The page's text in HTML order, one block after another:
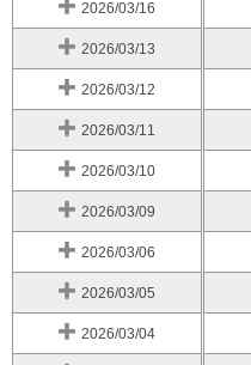
2026/03/16
2026/03/13
2026/03/12
2026/03/11
2026/03/10
2026/03/09
2026/03/06
2026/03/05
2026/03/04